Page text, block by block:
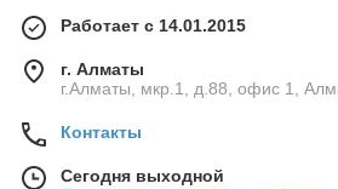
Работает с 14.01.2015
г. Алматы
г.Алматы, мкр.1, д.88, офис 1,
Контакты
Сегодня выходной